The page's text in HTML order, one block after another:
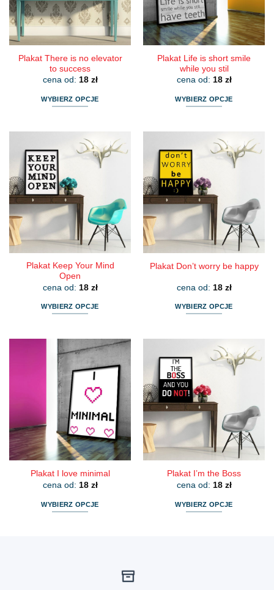
na
stronie
produktu
na
stronie
produktu
Plakat There is no elevator
to success
cena od: 18 zł
WYBIERZ OPCJE
wiele
wariantów.
Opcje
można
wybrać
na
stronie
produktu
Plakat Life is short smile
while you stil
cena od: 18 zł
WYBIERZ OPCJE
wiele
wariantów.
Opcje
można
wybrać
na
stronie
produktu
Plakat Keep Your Mind
Open
cena od: 18 zł
WYBIERZ OPCJE
wiele
wariantów.
Opcje
można
wybrać
na
stronie
produktu
Plakat Don’t worry be happy
cena od: 18 zł
WYBIERZ OPCJE
wiele
wariantów.
Opcje
można
wybrać
na
stronie
produktu
Plakat I love minimal
cena od: 18 zł
WYBIERZ OPCJE
Plakat I’m the Boss
cena od: 18 zł
WYBIERZ OPCJE